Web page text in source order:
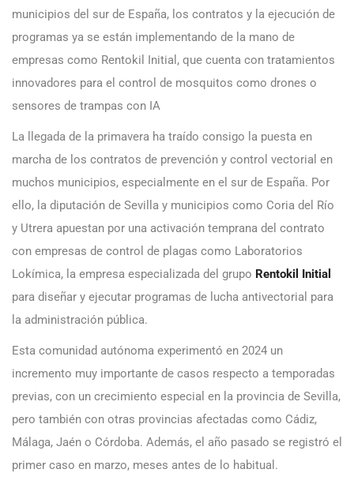
municipios del sur de España, los contratos y la ejecución de
programas ya se están implementando de la mano de
empresas como Rentokil Initial, que cuenta con tratamientos
innovadores para el control de mosquitos como drones o
sensores de trampas con IA
La llegada de la primavera ha traído consigo la puesta en
marcha de los contratos de prevención y control vectorial en
muchos municipios, especialmente en el sur de España. Por
ello, la diputación de Sevilla y municipios como Coria del Río
y Utrera apuestan por una activación temprana del contrato
con empresas de control de plagas como Laboratorios
Lokímica, la empresa especializada del grupo Rentokil Initial
para diseñar y ejecutar programas de lucha antivectorial para
la administración pública.
Esta comunidad autónoma experimentó en 2024 un
incremento muy importante de casos respecto a temporadas
previas, con un crecimiento especial en la provincia de Sevilla,
pero también con otras provincias afectadas como Cádiz,
Málaga, Jaén o Córdoba. Además, el año pasado se registró el
primer caso en marzo, meses antes de lo habitual.